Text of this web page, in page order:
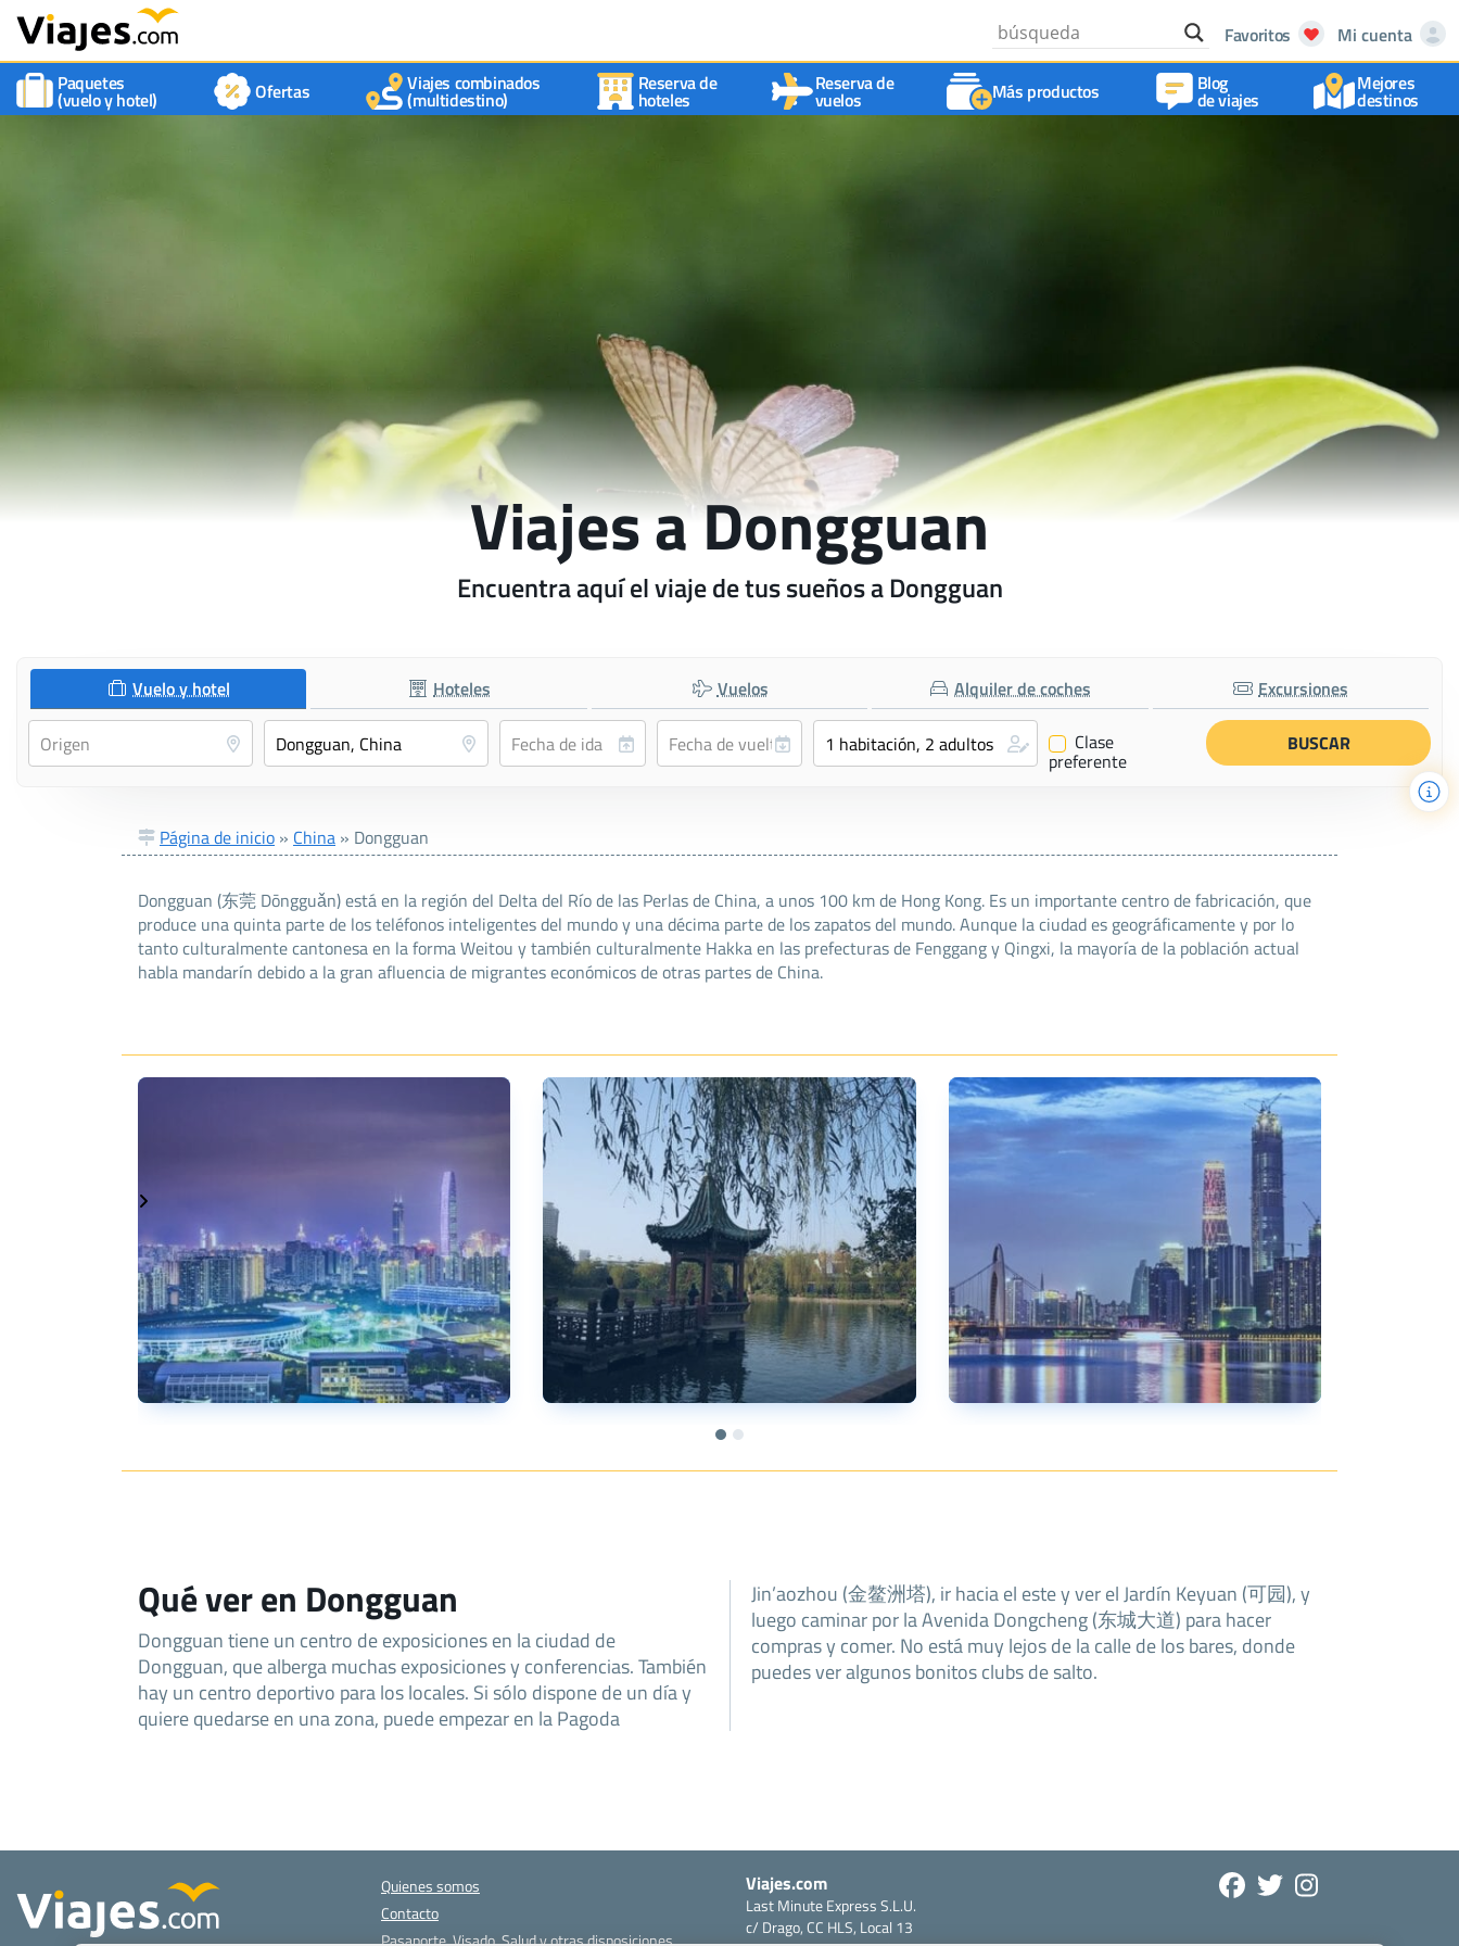
Favoritos
Mi cuenta
Paquetes
(vuelo y hotel) Ofertas Viajes combinados
(multidestino)
Reserva de
hoteles
Reserva de
vuelos Más productos Blog
de viajes
Mejores
destinos
Viajes a Dongguan
Encuentra aquí el viaje de tus sueños a Dongguan
Vuelo y hotel Hoteles Vuelos Alquiler de coches Excursiones
✔ Clase
preferente
Página de inicio » China » Dongguan
Dongguan (东莞 Dōngguǎn) está en la región del Delta del Río de las Perlas de China, a unos 100 km de Hong Kong. Es un importante centro de fabricación, que
produce una quinta parte de los teléfonos inteligentes del mundo y una décima parte de los zapatos del mundo. Aunque la ciudad es geográficamente y por lo
tanto culturalmente cantonesa en la forma Weitou y también culturalmente Hakka en las prefecturas de Fenggang y Qingxi, la mayoría de la población actual
habla mandarín debido a la gran afluencia de migrantes económicos de otras partes de China.
Qué ver en Dongguan
Dongguan tiene un centro de exposiciones en la ciudad de
Dongguan, que alberga muchas exposiciones y conferencias. También
hay un centro deportivo para los locales. Si sólo dispone de un día y
quiere quedarse en una zona, puede empezar en la Pagoda
Jin’aozhou (金鳌洲塔), ir hacia el este y ver el Jardín Keyuan (可园), y
luego caminar por la Avenida Dongcheng (东城大道) para hacer
compras y comer. No está muy lejos de la calle de los bares, donde
puedes ver algunos bonitos clubs de salto.
Quienes somos
Contacto
Pasaporte, Visado, Salud y otras disposiciones
Viajes.com
Last Minute Express S.L.U.
c/ Drago, CC HLS, Local 13